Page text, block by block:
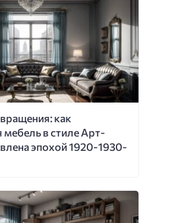
как
мебель в стиле Арт-
эпохой 1920-1930-